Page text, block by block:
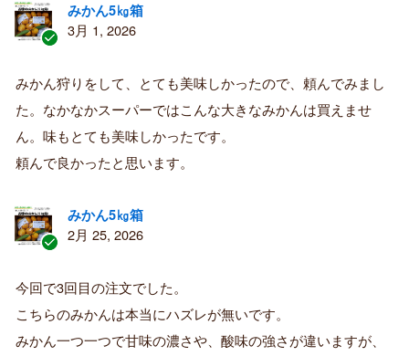
証
済
み
購
者
みかん5㎏箱
3月 1, 2026
みかん狩りをして、とても美味しかったので、頼んでみまし
た。なかなかスーパーではこんな大きなみかんは買えませ
ん。味もとても美味しかったです。
頼んで良かったと思います。
証
済
み
購
みかん5㎏箱
2月 25, 2026
今回で3回目の注文でした。
こちらのみかんは本当にハズレが無いです。
みかん一つ一つで甘味の濃さや、酸味の強さが違いますが、